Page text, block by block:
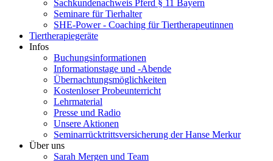
Sachkundenachweis Pferd § 11 Bayern
Seminare für Tierhalter
SHE-Power - Coaching für Tiertherapeutinnen
Tiertherapiegeräte
Infos
Buchungsinformationen
Informationstage und -Abende
Übernachtungsmöglichkeiten
Kostenloser Probeunterricht
Lehrmaterial
Presse und Radio
Unsere Aktionen
Seminarrücktrittsversicherung der Hanse Merkur
Über uns
Sarah Mergen und Team